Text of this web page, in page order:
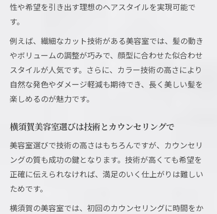
性や希望を引き出す理想のヘアスタイルを実現可能で
す。
例えば、繊細なカット技術がある美容室では、髪の動き
やボリュームの調整が巧みで、顔型に合わせた似合わせ
スタイルが人気です。さらに、カラー技術の高さにより
自然な発色やダメージ軽減も期待でき、長く美しい髪を
楽しめるのが魅力です。
横須賀美容室選びは技術とカウンセリングで
美容室選びで技術の高さはもちろんですが、カウンセリ
ングの質も成功の鍵となります。技術が高くても希望を
正確に伝えられなければ、満足のいく仕上がりは難しい
ためです。
横須賀の美容室では、初回のカウンセリングに時間をか